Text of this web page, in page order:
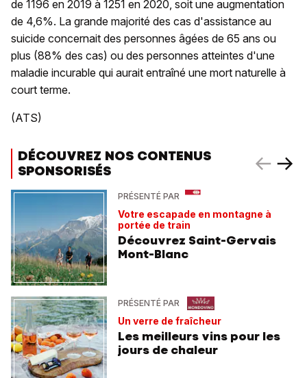
de 1196 en 2019 à 1251 en 2020, soit une augmentation
de 4,6%. La grande majorité des cas d'assistance au
suicide concernait des personnes âgées de 65 ans ou
plus (88% des cas) ou des personnes atteintes d'une
maladie incurable qui aurait entraîné une mort naturelle à
court terme.
(ATS)
DÉCOUVREZ NOS CONTENUS
SPONSORISÉS
PRÉSENTÉ PAR
Votre escapade en montagne à
portée de train
Découvrez Saint-Gervais
Mont-Blanc
PRÉSENTÉ PAR
Un verre de fraîcheur
Les meilleurs vins pour les
jours de chaleur